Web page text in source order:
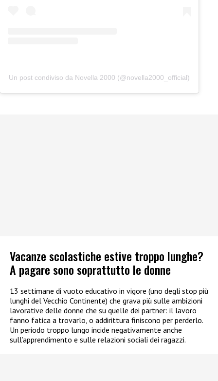
Un post condiviso da Novella 2000 (@novella2000_official)
Vacanze scolastiche estive troppo lunghe?
A pagare sono soprattutto le donne
13 settimane di vuoto educativo in vigore (uno degli stop più
lunghi del Vecchio Continente) che grava più sulle ambizioni
lavorative delle donne che su quelle dei partner: il lavoro
fanno fatica a trovarlo, o addirittura finiscono per perderlo.
Un periodo troppo lungo incide negativamente anche
sull’apprendimento e sulle relazioni sociali dei ragazzi.